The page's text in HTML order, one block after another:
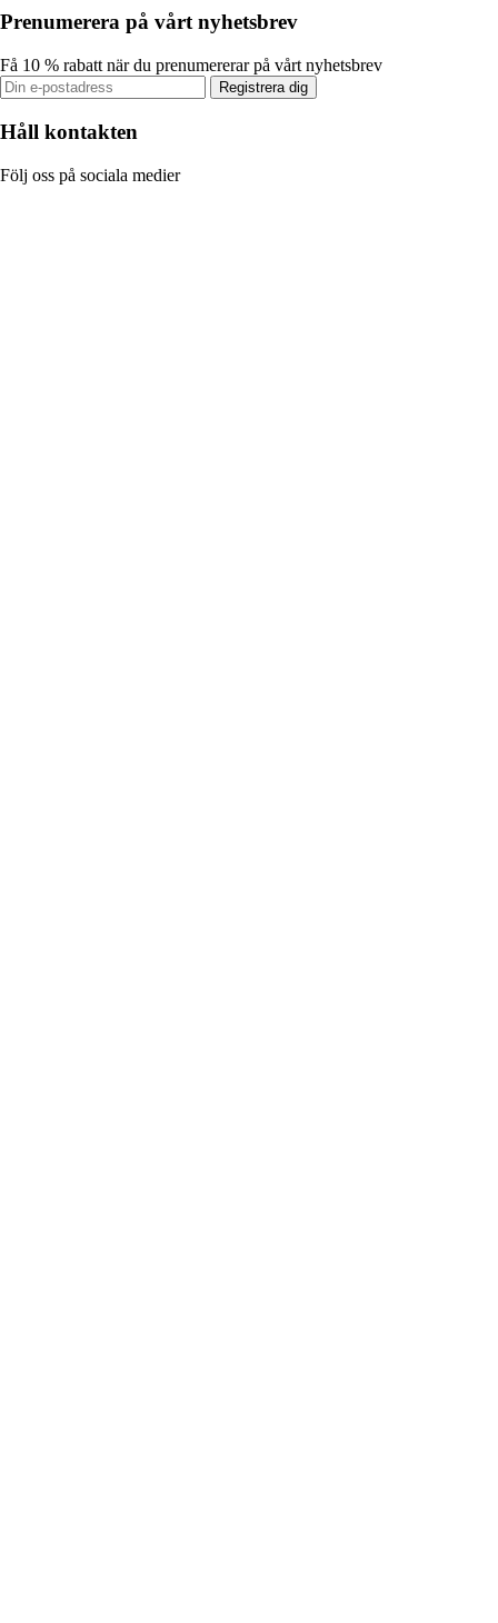
Prenumerera på vårt nyhetsbrev
Få 10 % rabatt när du prenumererar på vårt nyhetsbrev
Registrera dig
Håll kontakten
Följ oss på sociala medier